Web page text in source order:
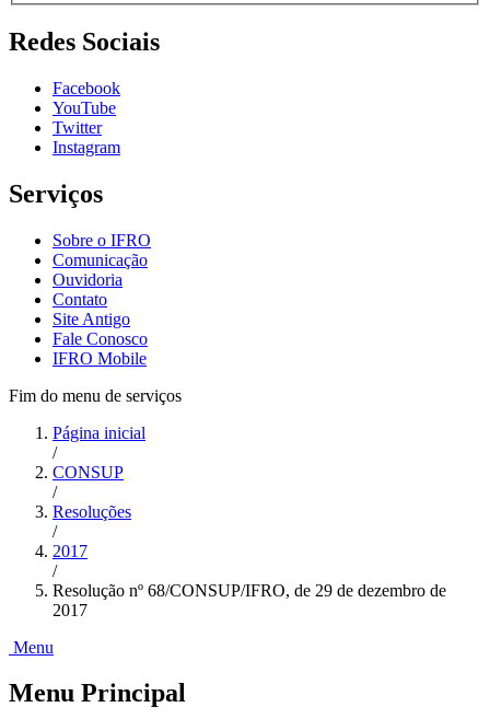
Redes Sociais
Facebook
YouTube
Twitter
Instagram
Serviços
Sobre o IFRO
Comunicação
Ouvidoria
Contato
Site Antigo
Fale Conosco
IFRO Mobile
Fim do menu de serviços
Página inicial
/
CONSUP
/
Resoluções
/
2017
/
Resolução nº 68/CONSUP/IFRO, de 29 de dezembro de
2017
Menu
Menu Principal